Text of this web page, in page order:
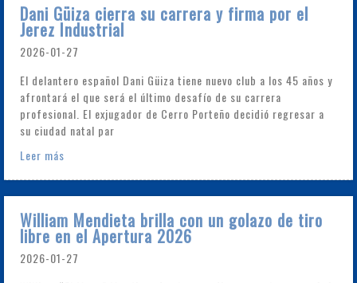
Dani Güiza cierra su carrera y firma por el
Jerez Industrial
2026-01-27
El delantero español Dani Güiza tiene nuevo club a los 45 años y
afrontará el que será el último desafío de su carrera
profesional. El exjugador de Cerro Porteño decidió regresar a
su ciudad natal par
Leer más
William Mendieta brilla con un golazo de tiro
libre en el Apertura 2026
2026-01-27